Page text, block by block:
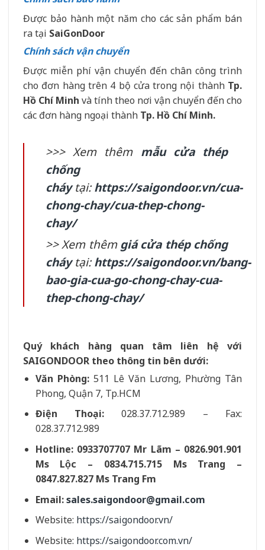
Được bảo hành một năm cho các sản phẩm bán
ra tại SaiGonDoor
Chính sách vận chuyển
Được miễn phí vận chuyển đến chân công trình
cho đơn hàng trên 4 bộ cửa trong nội thành Tp.
Hồ Chí Minh và tính theo nơi vận chuyển đến cho
các đơn hàng ngoại thành Tp. Hồ Chí Minh.
>>> Xem thêm mẫu cửa thép
chống
cháytại:https://saigondoor.vn/cua-
chong-chay/cua-thep-chong-
chay/
>> Xem thêm giá cửa thép chống
cháytại:https://saigondoor.vn/bang-
bao-gia-cua-go-chong-chay-cua-
thep-chong-chay/
Quý khách hàng quan tâm liên hệ với
SAIGONDOOR theo thông tin bên dưới:
Văn Phòng:511 Lê Văn Lương, Phường Tân
Phong, Quận 7, Tp.HCM
Điện Thoại: 028.37.712.989 – Fax:
028.37.712.989
Hotline: 0933707707 Mr Lãm – 0826.901.901
Ms Lộc – 0834.715.715 Ms Trang –
0847.827.827 Ms Trang Fm
Email:sales.saigondoor@gmail.com
Website: https://saigondoor.vn/
Website: https://saigondoor.com.vn/